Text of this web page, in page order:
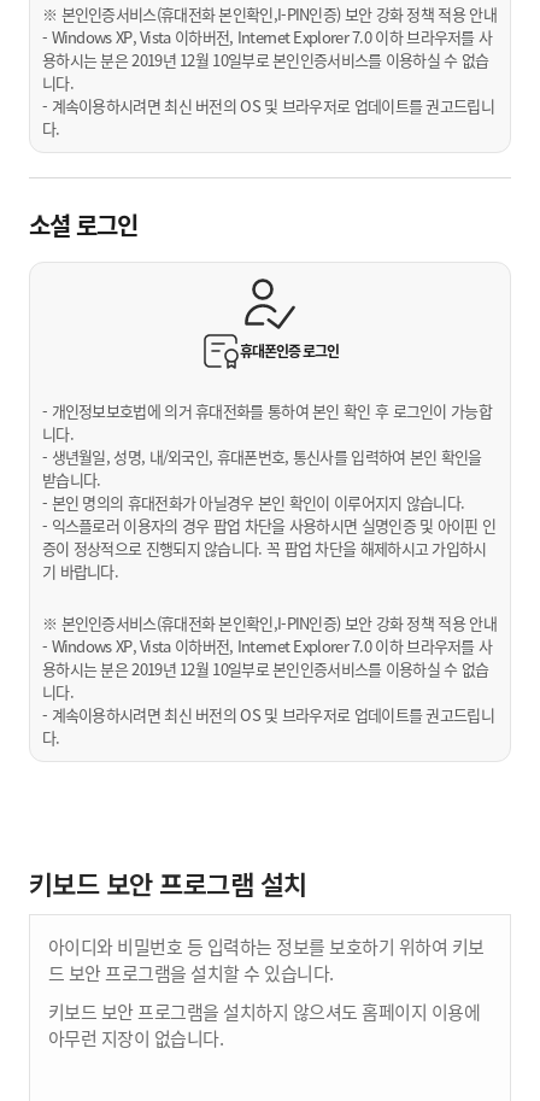
※ 본인인증서비스(휴대전화 본인확인,I-PIN인증) 보안 강화 정책 적용 안내
- Windows XP, Vista 이하버전, Internet Explorer 7.0 이하 브라우저를 사
용하시는 분은 2019년 12월 10일부로 본인인증서비스를 이용하실 수 없습
니다.
- 계속이용하시려면 최신 버전의 OS 및 브라우저로 업데이트를 권고드립니
다.
소셜 로그인
휴대폰인증로그인
- 개인정보보호법에 의거 휴대전화를 통하여 본인 확인 후 로그인이 가능합
니다.
- 생년월일, 성명, 내/외국인, 휴대폰번호, 통신사를 입력하여 본인 확인을
받습니다.
- 본인 명의의 휴대전화가 아닐경우 본인 확인이 이루어지지 않습니다.
- 익스플로러 이용자의 경우 팝업 차단을 사용하시면 실명인증 및 아이핀 인
증이 정상적으로 진행되지 않습니다. 꼭 팝업 차단을 해제하시고 가입하시
기 바랍니다.
※ 본인인증서비스(휴대전화 본인확인,I-PIN인증) 보안 강화 정책 적용 안내
- Windows XP, Vista 이하버전, Internet Explorer 7.0 이하 브라우저를 사
용하시는 분은 2019년 12월 10일부로 본인인증서비스를 이용하실 수 없습
니다.
- 계속이용하시려면 최신 버전의 OS 및 브라우저로 업데이트를 권고드립니
다.
키보드 보안 프로그램 설치
아이디와 비밀번호 등 입력하는 정보를 보호하기 위하여 키보
드 보안 프로그램을 설치할 수 있습니다.
키보드 보안 프로그램을 설치하지 않으셔도 홈페이지 이용에
아무런 지장이 없습니다.